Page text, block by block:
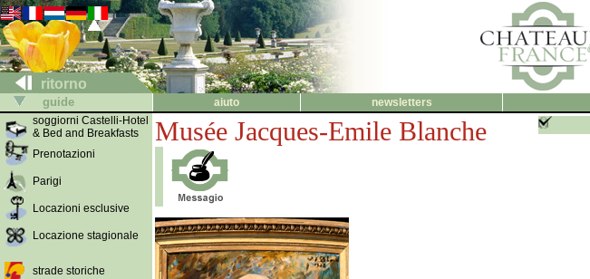
ritorno
guide aiuto newsletters
soggiorni Castelli-Hotel
& Bed and Breakfasts
Prenotazioni
Parigi
Locazioni esclusive
Locazione stagionale
strade storiche
Musée Jacques-Emile Blanche